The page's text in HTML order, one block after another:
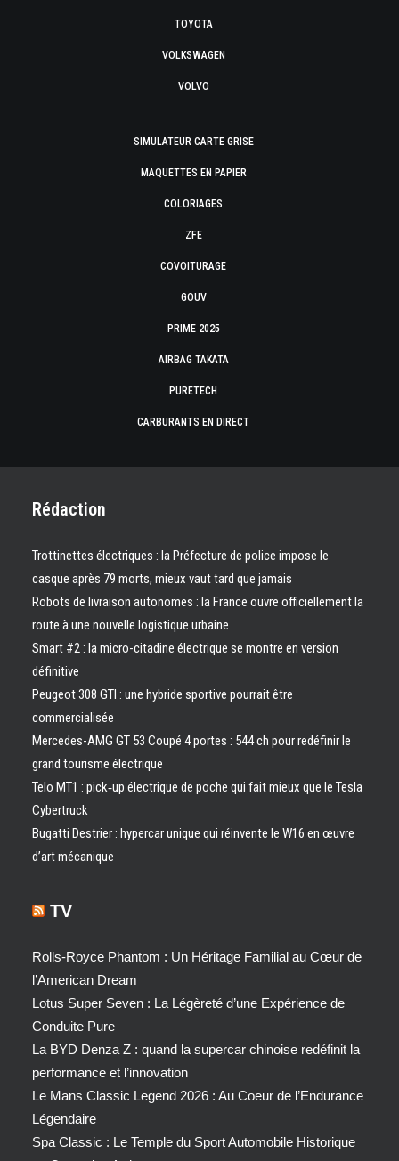
TOYOTA
VOLKSWAGEN
VOLVO
SIMULATEUR CARTE GRISE
MAQUETTES EN PAPIER
COLORIAGES
ZFE
COVOITURAGE
GOUV
PRIME 2025
AIRBAG TAKATA
PURETECH
CARBURANTS EN DIRECT
Rédaction
Trottinettes électriques : la Préfecture de police impose le
casque après 79 morts, mieux vaut tard que jamais
Robots de livraison autonomes : la France ouvre officiellement la
route à une nouvelle logistique urbaine
Smart #2 : la micro-citadine électrique se montre en version
définitive
Peugeot 308 GTI : une hybride sportive pourrait être
commercialisée
Mercedes-AMG GT 53 Coupé 4 portes : 544 ch pour redéfinir le
grand tourisme électrique
Telo MT1 : pick‑up électrique de poche qui fait mieux que le Tesla
Cybertruck
Bugatti Destrier : hypercar unique qui réinvente le W16 en œuvre
d’art mécanique
TV
Rolls-Royce Phantom : Un Héritage Familial au Cœur de
l’American Dream
Lotus Super Seven : La Légèreté d’une Expérience de
Conduite Pure
La BYD Denza Z : quand la supercar chinoise redéfinit la
performance et l’innovation
Le Mans Classic Legend 2026 : Au Coeur de l’Endurance
Légendaire
Spa Classic : Le Temple du Sport Automobile Historique